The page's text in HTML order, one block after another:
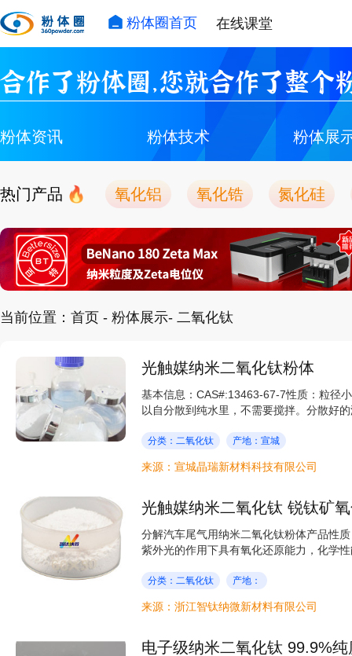
粉体圈首页 在线课堂
合作了粉体圈，您就合作了整个
粉体资讯 粉体技术 粉体展
热门产品 氧化铝 氧化锆 氮化硅
当前位置： 首页 - 粉体展示- 二氧化钛
光触媒纳米二氧化钛粉体
基本信息：CAS#:13463-67-7性质：粒径
以自分散到纯水里，不需要搅拌。分散好
分类：二氧化钛 产地：宣城
来源：宣城晶瑞新材料科技有限公司
光触媒纳米二氧化钛 锐钛矿
分解汽车尾气用纳米二氧化钛粉体产品性
紫外光的作用下具有氧化还原能力，化学
分类：二氧化钛 产地：
来源：浙江智钛纳微新材料有限公司
电子级纳米二氧化钛 99.9%